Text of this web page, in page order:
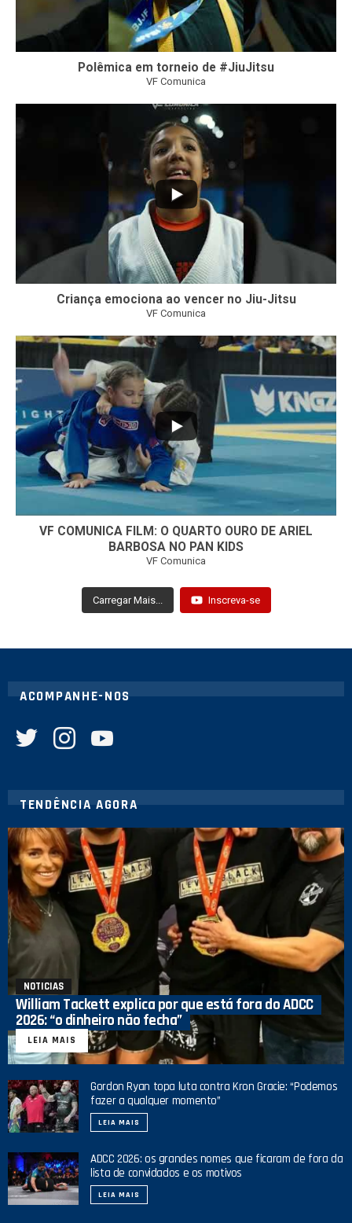
Polêmica em torneio de #JiuJitsu
VF Comunica
Criança emociona ao vencer no Jiu-Jitsu
VF Comunica
...
VF COMUNICA FILM: O QUARTO OURO DE ARIEL
BARBOSA NO PAN KIDS
VF Comunica
Carregar Mais... Inscreva-se
ACOMPANHE-NOS
TENDÊNCIA AGORA
NOTICIAS
William Tackett explica por que está fora do ADCC
2026: “o dinheiro não fecha”
LEIA MAIS
Gordon Ryan topa luta contra Kron Gracie: “Podemos
fazer a qualquer momento”
LEIA MAIS
ADCC 2026: os grandes nomes que ficaram de fora da
lista de convidados e os motivos
LEIA MAIS